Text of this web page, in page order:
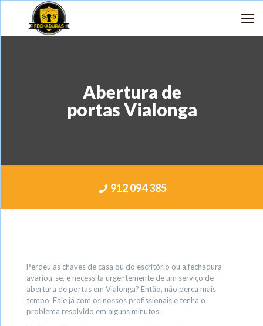
Abertura de
portas Vialonga
912 094 385
Perdeu as chaves de casa ou do escritório ou a fechadura
avariou-se, e necessita urgentemente de um serviço de
abertura de portas em Vialonga? Então, não perca mais
tempo. Fale já com os nossos profissionais e tenha o
problema resolvido em alguns minutos.